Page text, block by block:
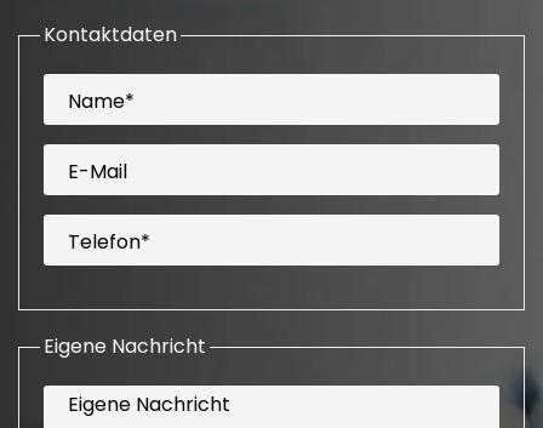
Kontaktdaten
Name*
E-Mail
Telefon*
Eigene Nachricht
Eigene Nachricht